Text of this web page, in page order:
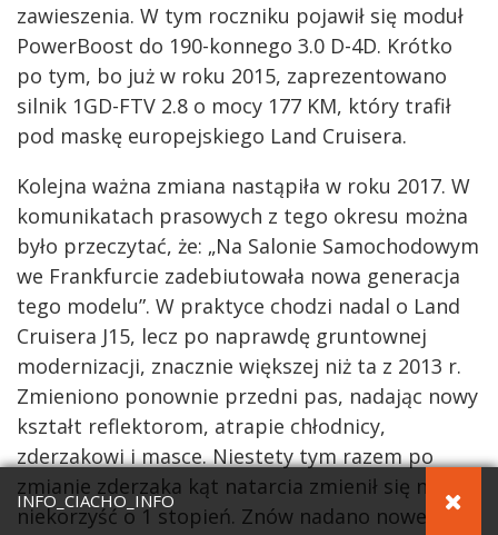
zawieszenia. W tym roczniku pojawił się moduł
PowerBoost do 190-konnego 3.0 D-4D. Krótko
po tym, bo już w roku 2015, zaprezentowano
silnik 1GD-FTV 2.8 o mocy 177 KM, który trafił
pod maskę europejskiego Land Cruisera.
Kolejna ważna zmiana nastąpiła w roku 2017. W
komunikatach prasowych z tego okresu można
było przeczytać, że: „Na Salonie Samochodowym
we Frankfurcie zadebiutowała nowa generacja
tego modelu”. W praktyce chodzi nadal o Land
Cruisera J15, lecz po naprawdę gruntownej
modernizacji, znacznie większej niż ta z 2013 r.
Zmieniono ponownie przedni pas, nadając nowy
kształt reflektorom, atrapie chłodnicy,
zderzakowi i masce. Niestety tym razem po
zmianie zderzaka kąt natarcia zmienił się na
niekorzyść o 1 stopień. Znów nadano nowe
INFO_CIACHO_INFO